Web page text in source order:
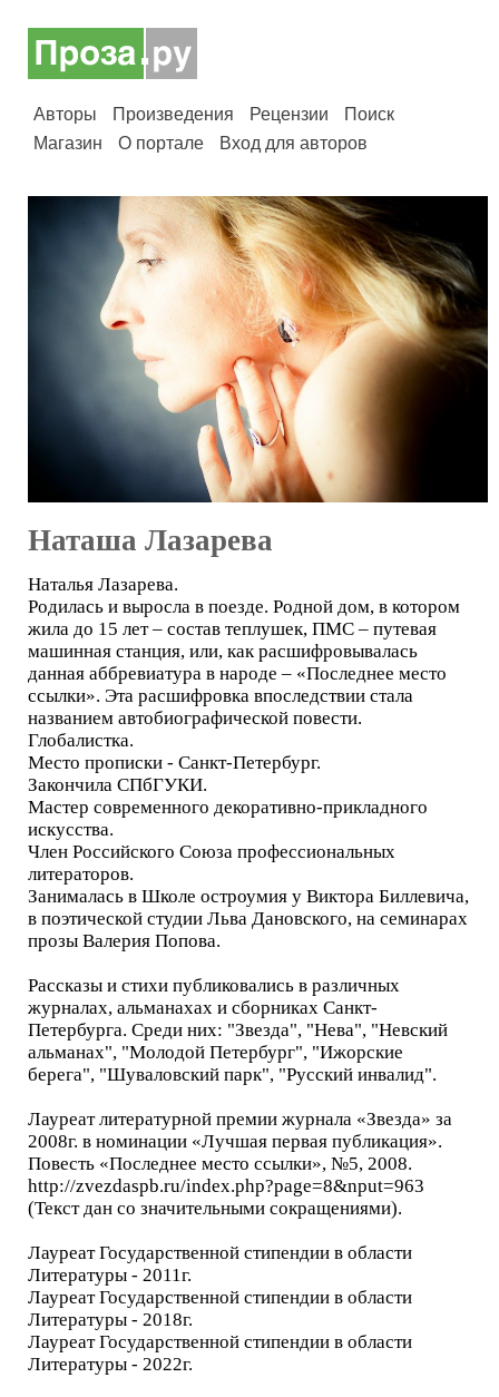
Авторы Произведения Рецензии
Поиск
Магазин
О портале Вход для авторов
Наташа Лазарева
Наталья Лазарева.
Родилась и выросла в поезде. Родной дом, в котором
жила до 15 лет – состав теплушек, ПМС – путевая
машинная станция, или, как расшифровывалась
данная аббревиатура в народе – «Последнее место
ссылки». Эта расшифровка впоследствии стала
названием автобиографической повести.
Глобалистка.
Место прописки - Санкт-Петербург.
Закончила СПбГУКИ.
Мастер современного декоративно-прикладного
искусства.
Член Российского Союза профессиональных
литераторов.
Занималась в Школе остроумия у Виктора Биллевича,
в поэтической студии Льва Дановского, на семинарах
прозы Валерия Попова.
Рассказы и стихи публиковались в различных
журналах, альманахах и сборниках Санкт-
Петербурга. Среди них: "Звезда", "Нева", "Невский
альманах", "Молодой Петербург", "Ижорские
берега", "Шуваловский парк", "Русский инвалид".
Лауреат литературной премии журнала «Звезда» за
2008г. в номинации «Лучшая первая публикация».
Повесть «Последнее место ссылки», №5, 2008.
http://zvezdaspb.ru/index.php?page=8&nput=963
(Текст дан со значительными сокращениями).
Лауреат Государственной стипендии в области
Литературы - 2011г.
Лауреат Государственной стипендии в области
Литературы - 2018г.
Лауреат Государственной стипендии в области
Литературы - 2022г.